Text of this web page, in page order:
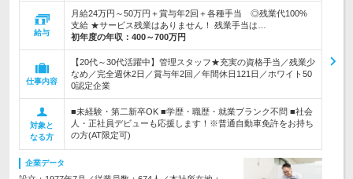
給与
月給24万円～50万円＋賞与年2回＋各種手当 ◎残業代100%
支給 ★サービス残業はありません！ 残業手当は…
初年度の年収： 400～700万円
仕事内容
【20代～30代活躍中】管理スタッフ★充実の資格手当／残業少
なめ／完全週休2日／賞与年2回／年間休日121日／ホワイト50
0認定企業
対象と
なる方
■未経験・第二新卒OK ■学歴・職歴・就業ブランク不問 ■社会
人・正社員デビューも応援します！※普通自動車免許をお持ち
の方(AT限定可)
企業データ